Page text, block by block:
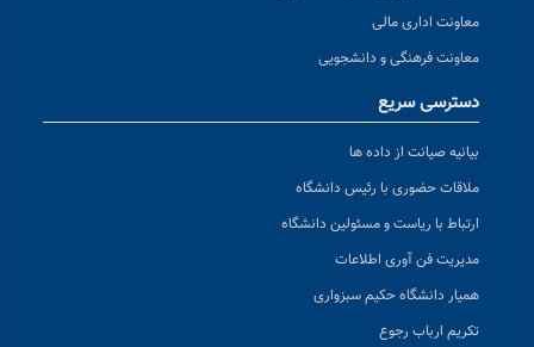
معاونت اداری مالی
معاونت فرهنگی و دانشجویی
دسترسی سریع
بیانیه صیانت از داده ها
ملاقات حضوری با رئیس دانشگاه
ارتباط با ریاست و مسئولین دانشگاه
مدیریت فن آوری اطلاعات
همیار دانشگاه حکیم سبزواری
تکریم ارباب رجوع